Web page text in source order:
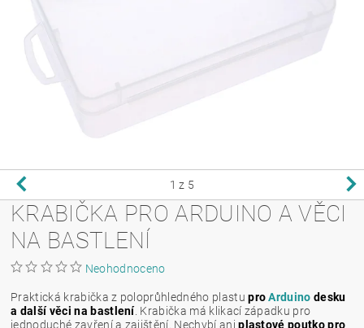
1 z 5
KRABIČKA PRO ARDUINO A VĚCI
NA BASTLENÍ
Neohodnoceno
Praktická krabička z poloprůhledného plastuproArduino desku
a další věci na bastlení. Krabička má klikací západku pro
jednoduché zavření a zajištění. Nechybí aniplastové poutko pro